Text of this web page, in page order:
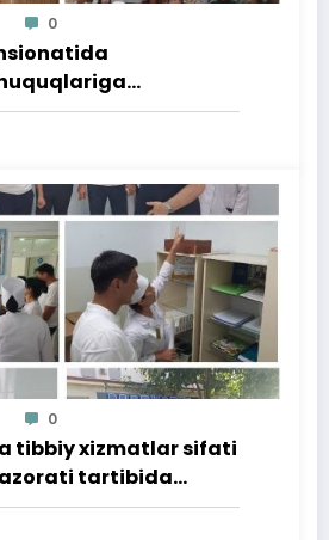
0
targ‘ibot tadbiri
0
tibbiy xizmatlar sifati
tartibida